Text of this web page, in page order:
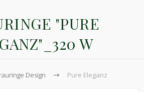
"PURE
W
Design Pure Eleganz